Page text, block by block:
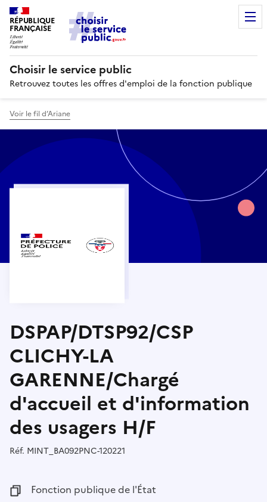
RÉPUBLIQUE
FRANÇAISE
Choisir le service public
Retrouvez toutes les offres d'emploi de la fonction publique
Voir le fil d’Ariane
DSPAP/DTSP92/CSP
CLICHY-LA
GARENNE/Chargé
d'accueil et d'information
des usagers H/F
Réf. Référence :
MINT_BA092PNC-120221
Fonction publique :
Fonction publique de l'État